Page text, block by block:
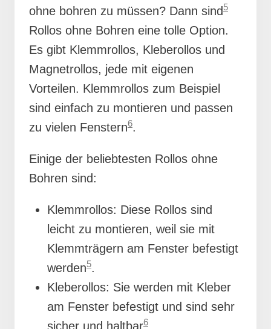
ohne bohren zu müssen? Dann sind 5
Rollos ohne Bohren eine tolle Option.
Es gibt Klemmrollos, Kleberollos und
Magnetrollos, jede mit eigenen
Vorteilen. Klemmrollos zum Beispiel
sind einfach zu montieren und passen
zu vielen Fenstern6.
Einige der beliebtesten Rollos ohne
Bohren sind:
Klemmrollos: Diese Rollos sind
leicht zu montieren, weil sie mit
Klemmträgern am Fenster befestigt
werden5.
Kleberollos: Sie werden mit Kleber
am Fenster befestigt und sind sehr
sicher und haltbar6